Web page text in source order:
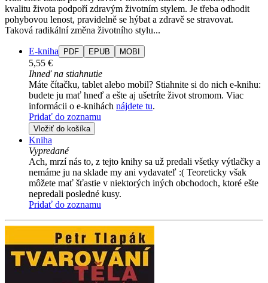
kvalitu života podpoří zdravým životním stylem. Je třeba odhodit
pohybovou lenost, pravidelně se hýbat a zdravě se stravovat.
Taková radikální změna životního stylu...
E-kniha PDF EPUB MOBI
5,55 €
Ihneď na stiahnutie
Máte čítačku, tablet alebo mobil? Stiahnite si do nich e-knihu:
budete ju mať hneď a ešte aj ušetríte život stromom. Viac
informácii o e-knihách nájdete tu.
Pridať do zoznamu
Vložiť do košíka
Kniha
Vypredané
Ach, mrzí nás to, z tejto knihy sa už predali všetky výtlačky a
nemáme ju na sklade my ani vydavateľ :( Teoreticky však
môžete mať šťastie v niektorých iných obchodoch, ktoré ešte
nepredali posledné kusy.
Pridať do zoznamu